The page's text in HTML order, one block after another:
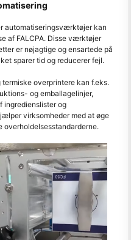
automatiseringsværktøjer kan
af FALCPA. Disse værktøjer
er nøjagtige og ensartede på
sparer tid og reducerer fejl.
termiske overprintere kan f.eks.
og emballagelinjer,
ingredienslister og
virksomheder med at øge